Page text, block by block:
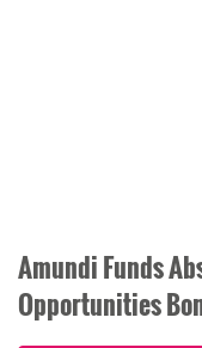
Amundi Funds
Opportunities